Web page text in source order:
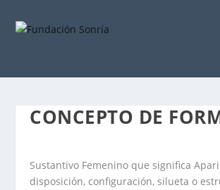
CONCEPTO DE
Sustantivo Femenino que significa
disposición, configuración, silueta o